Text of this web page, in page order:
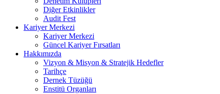
Diğer Etkinlikler
Audit Fest
Kariyer Merkezi
Kariyer Merkezi
Güncel Kariyer Fırsatları
Hakkımızda
Vizyon & Misyon & Stratejik Hedefler
Tarihçe
Dernek Tüzüğü
Enstitü Organları